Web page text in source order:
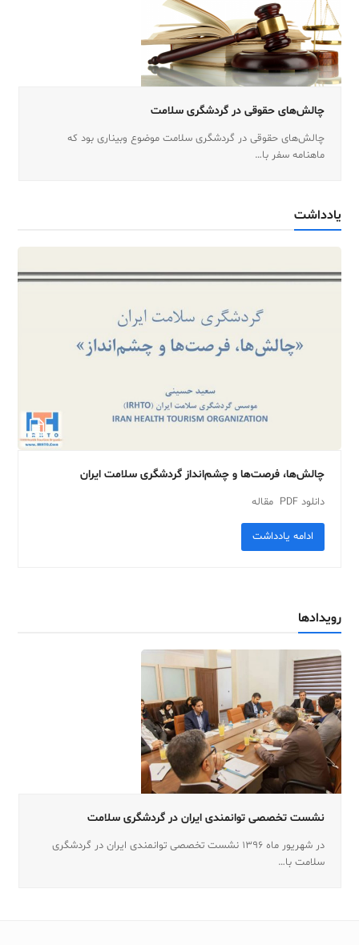
چالش‌های حقوقی در گردشگری سلامت
چالش‌های حقوقی در گردشگری سلامت موضوع وبیناری بود که
ماهنامه سفر با…
یادداشت
چالش‌ها، فرصت‌ها و چشم‌انداز گردشگری سلامت ایران
دانلود PDF مقاله
ادامه یادداشت
رویدادها
نشست تخصصی توانمندی ایران در گردشگری سلامت
در شهریور ماه ۱۳۹۶ نشست تخصصی توانمندی ایران در گردشگری
سلامت با…